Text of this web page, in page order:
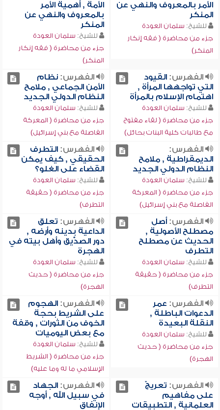
الأمر بالمعروف والنهي عن
المنكر
للشيخ: سلمان العودة
جزء من محاضرة ( فقه إنكار
المنكر)
الأمة , أهمية الأمر
بالمعروف والنهي عن
المنكر
للشيخ: سلمان العودة
جزء من محاضرة ( فقه إنكار
المنكر)
الفهرس:القيود
التي تواجهها المرأة ,
اهتمام الإسلام بالمرأة
للشيخ: سلمان العودة
جزء من محاضرة ( لقاء مفتوح
مع طالبات كلية البنات بحائل)
الفهرس:نظام
الأمن الجماعي , ملامح
النظام الدولي الجديد
للشيخ: سلمان العودة
جزء من محاضرة ( المعركة
الفاصلة مع بني إسرائيل)
الفهرس:
الديمقراطية , ملامح
النظام الدولي الجديد
للشيخ: سلمان العودة
جزء من محاضرة ( المعركة
الفاصلة مع بني إسرائيل)
الفهرس:التطرف
الحقيقي , كيف يمكن
القضاء على الغلو؟
للشيخ: سلمان العودة
جزء من محاضرة ( حقيقة
التطرف)
الفهرس:أصل
مصطلح الأصولية ,
الحديث عن مصطلح
التطرف
للشيخ: سلمان العودة
جزء من محاضرة ( حقيقة
التطرف)
الفهرس: تعلق
الداعية بدينه وأرضه ,
دور الصدِّّيق وأهل بيته في
الهجرة
للشيخ: سلمان العودة
جزء من محاضرة ( حديث
الهجرة)
الفهرس: عمر
الدعوات الباطلة ,
النقلة البعيدة
للشيخ: سلمان العودة
جزء من محاضرة ( حديث
الهجرة)
الفهرس:الهجوم
على الشريط بحجة
الخوف من الثورات , وقفة
مع بعض اليوميات
للشيخ: سلمان العودة
جزء من محاضرة ( الشريط
الإسلامي ما له وما عليه)
الفهرس: تعريجٌ
على مفاهيم
العلمانية , التطبيقات
الفهرس:الجهاد
في سبيل الله , أوجه
الإنفاق